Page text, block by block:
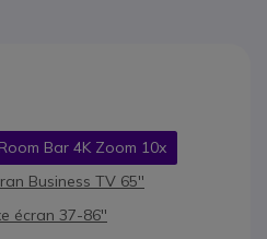
Bar 4K Zoom 10x
Business TV 65''
écran 37-86''